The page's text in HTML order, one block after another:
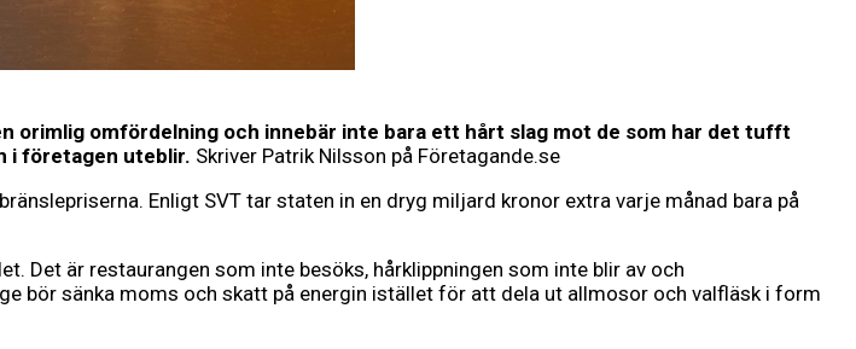
orimlig omfördelning och innebär inte bara ett hårt slag mot de som har det tufft
i företagen uteblir. Skriver Patrik Nilsson på Företagande.se
Enligt SVT tar staten in en dryg miljard kronor extra varje månad bara på
Det är restaurangen som inte besöks, hårklippningen som inte blir av och
bör sänka moms och skatt på energin istället för att dela ut allmosor och valfläsk i form